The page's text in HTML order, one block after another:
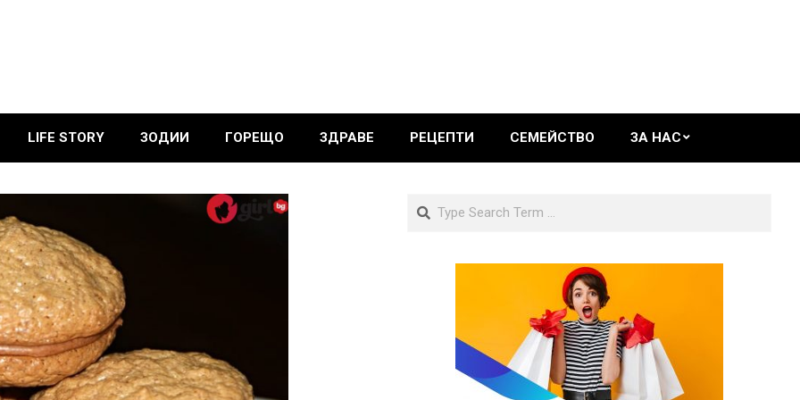
LIFE STORY ЗОДИИ ГОРЕЩО ЗДРАВЕ РЕЦЕПТИ СЕМЕЙСТВО ЗА НАС
Search